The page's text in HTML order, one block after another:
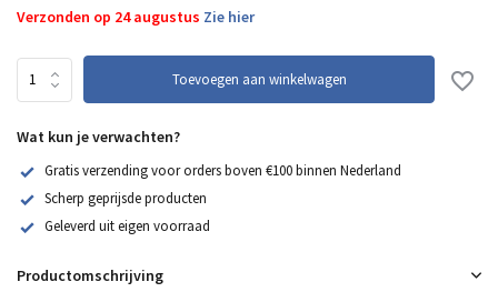
Verzonden op 24 augustus Zie hier
Toevoegen aan winkelwagen
Wat kun je verwachten?
Gratis verzending voor orders boven €100 binnen Nederland
Scherp geprijsde producten
Geleverd uit eigen voorraad
Productomschrijving